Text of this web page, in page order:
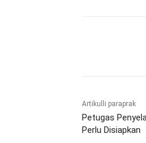
Artikulli paraprak
Petugas
Perlu Disiapkan